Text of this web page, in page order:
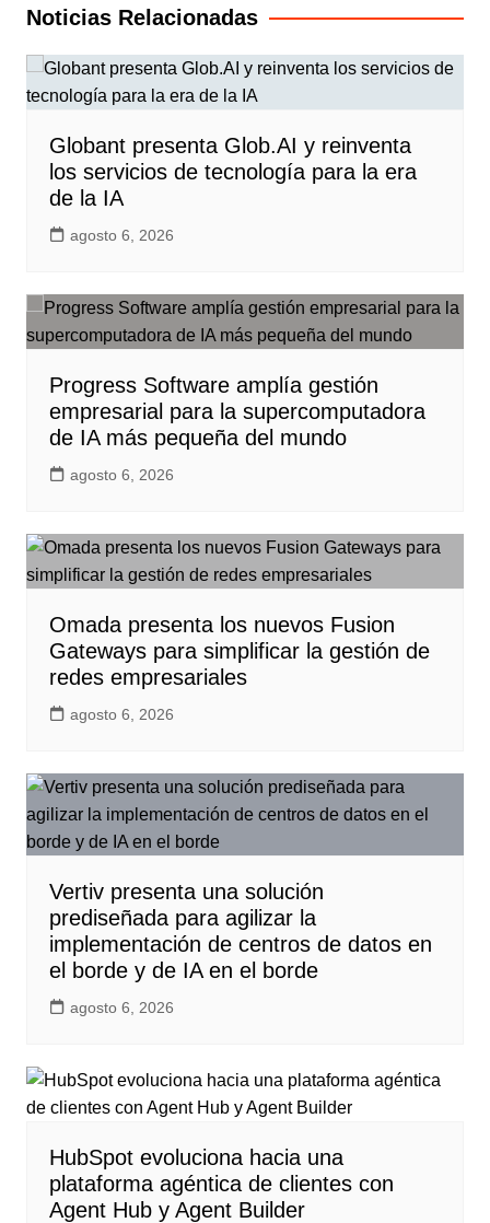
Noticias Relacionadas
Globant presenta Glob.AI y reinventa
los servicios de tecnología para la era
de la IA
agosto 6, 2026
Progress Software amplía gestión
empresarial para la supercomputadora
de IA más pequeña del mundo
agosto 6, 2026
Omada presenta los nuevos Fusion
Gateways para simplificar la gestión de
redes empresariales
agosto 6, 2026
Vertiv presenta una solución
prediseñada para agilizar la
implementación de centros de datos en
el borde y de IA en el borde
agosto 6, 2026
HubSpot evoluciona hacia una
plataforma agéntica de clientes con
Agent Hub y Agent Builder